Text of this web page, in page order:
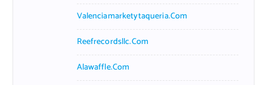
Valenciamarketytaqueria.com
Reefrecordsllc.com
Alawaffle.com